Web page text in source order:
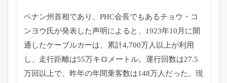
ペナン州首相であり、PHC会長でもあるチョウ・ コ
ンヨウ氏が発表した声明によると、 1923年10月に開
通したケーブルカーは、累計4,700万人以上が利用
し、走行距離は55万キロメートル。 運行回数は27.5
万回以上で、
昨年の年間乗客数は148万人だった。 現